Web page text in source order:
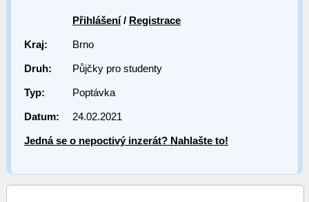
Přihlášení/ Registrace
Kraj: Brno
Druh: Půjčky pro studenty
Typ: Poptávka
Datum: 24.02.2021
Jedná se o nepoctivý inzerát? Nahlašte to!